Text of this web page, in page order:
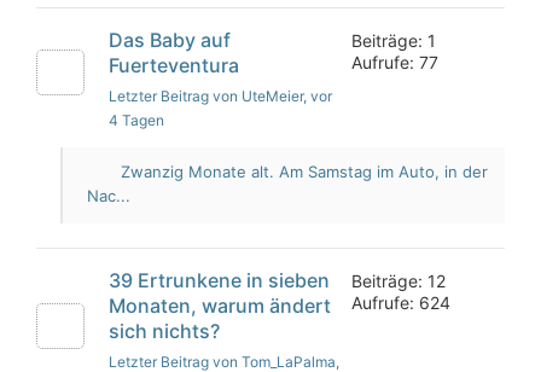
Das Baby auf
Fuerteventura
Letzter Beitrag von UteMeier, vor
4 Tagen
Beiträge: 1
Aufrufe: 77
Zwanzig Monate alt. Am Samstag im Auto, in der
Nac...
39 Ertrunkene in sieben
Monaten, warum ändert
sich nichts?
Letzter Beitrag von Tom_LaPalma,
Beiträge: 12
Aufrufe: 624